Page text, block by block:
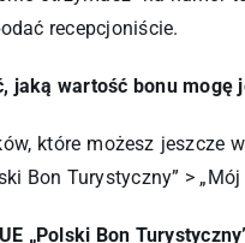
recepcjoniście.
jaką wartość bonu mogę
które możesz jeszcze
Bon Turystyczny” > „Mój
„Polski Bon